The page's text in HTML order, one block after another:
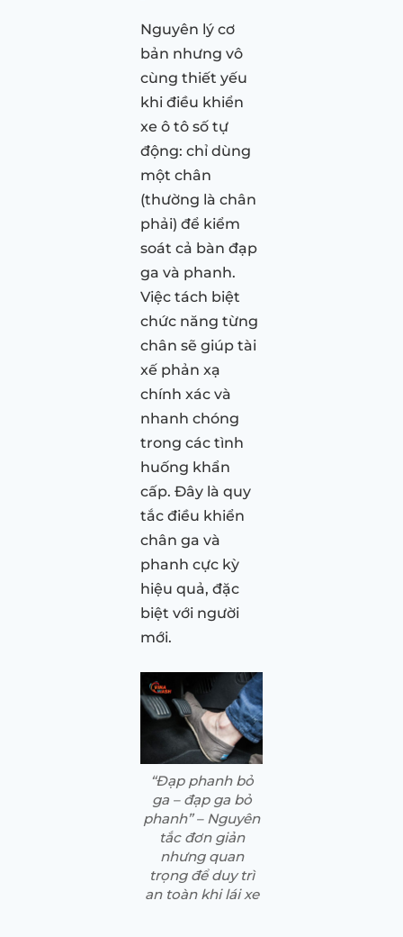
Nguyên lý cơ
bản nhưng vô
cùng thiết yếu
khi điều khiển
xe ô tô số tự
động: chỉ dùng
một chân
(thường là chân
phải) để kiểm
soát cả bàn đạp
ga và phanh.
Việc tách biệt
chức năng từng
chân sẽ giúp tài
xế phản xạ
chính xác và
nhanh chóng
trong các tình
huống khẩn
cấp. Đây là quy
tắc điều khiển
chân ga và
phanh cực kỳ
hiệu quả, đặc
biệt với người
mới.
“Đạp phanh bỏ
ga – đạp ga bỏ
phanh” – Nguyên
tắc đơn giản
nhưng quan
trọng để duy trì
an toàn khi lái xe